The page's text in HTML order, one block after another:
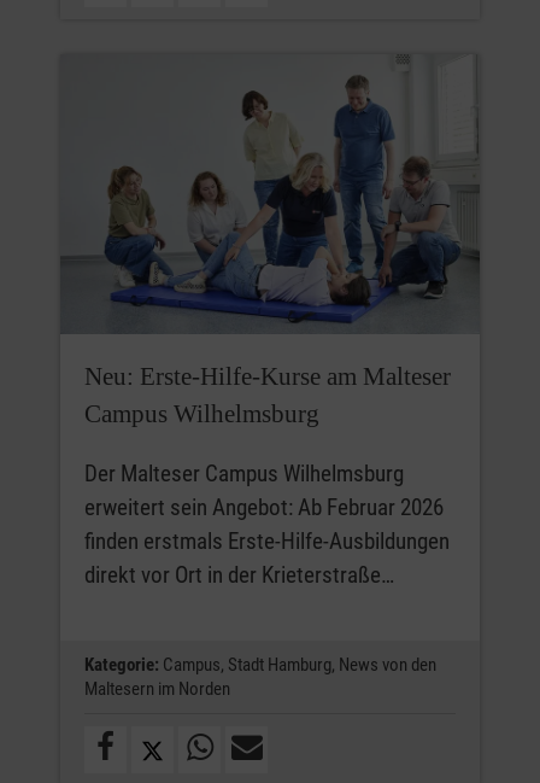
Neu: Erste-Hilfe-Kurse am Malteser
Campus Wilhelmsburg
Der Malteser Campus Wilhelmsburg
erweitert sein Angebot: Ab Februar 2026
finden erstmals Erste-Hilfe-Ausbildungen
direkt vor Ort in der Krieterstraße…
Kategorie: Campus, Stadt Hamburg, News von den
Maltesern im Norden